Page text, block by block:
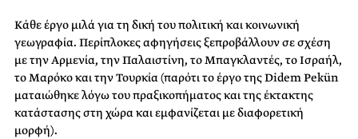
Κάθε έργο μιλά για τη δική του πολιτική και κοινωνική
γεωγραφία. Περίπλοκες αφηγήσεις ξεπροβάλλουν σε σχέση
με την Αρμενία, την Παλαιστίνη, το Μπαγκλαντές, το Ισραήλ,
το Μαρόκο και την Τουρκία (παρότι το έργο της Didem Pekün
ματαιώθηκε λόγω του πραξικοπήματος και της έκτακτης
κατάστασης στη χώρα και εμφανίζεται με διαφορετική
μορφή).